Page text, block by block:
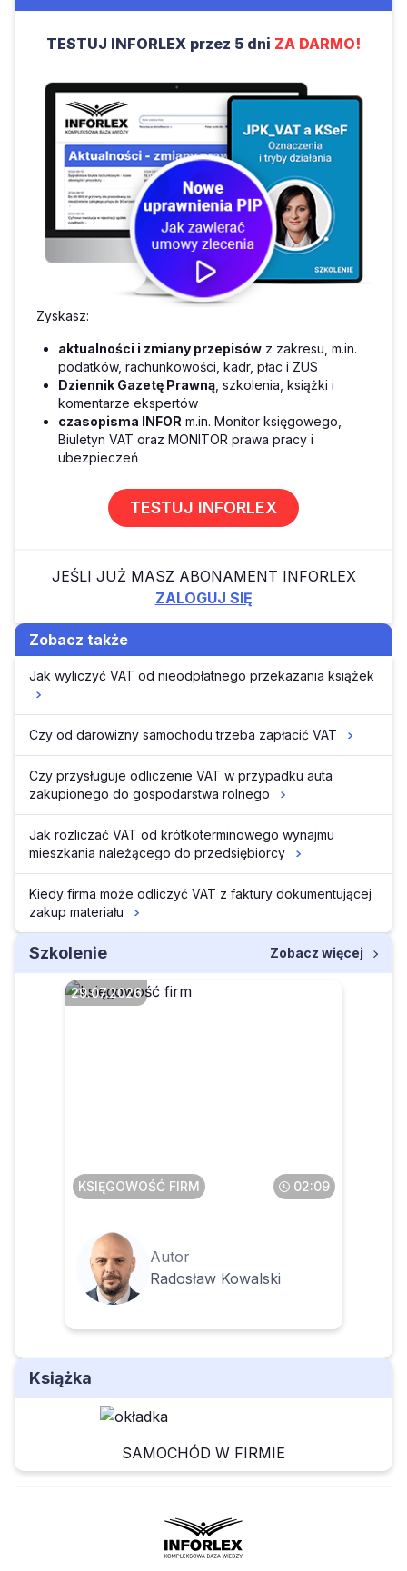
TESTUJ INFORLEX przez 5 dni ZA DARMO!
Zyskasz:
aktualności i zmiany przepisów z zakresu, m.in.
podatków, rachunkowości, kadr, płac i ZUS
Dziennik Gazetę Prawną , szkolenia, książki i
komentarze ekspertów
czasopisma INFOR m.in. Monitor księgowego,
Biuletyn VAT oraz MONITOR prawa pracy i
ubezpieczeń
TESTUJ INFORLEX
JEŚLI JUŻ MASZ ABONAMENT INFORLEX
ZALOGUJ SIĘ
Zobacz także
Jak wyliczyć VAT od nieodpłatnego przekazania książek
Czy od darowizny samochodu trzeba zapłacić VAT
Czy przysługuje odliczenie VAT w przypadku auta
zakupionego do gospodarstwa rolnego
Jak rozliczać VAT od krótkoterminowego wynajmu
mieszkania należącego do przedsiębiorcy
Kiedy firma może odliczyć VAT z faktury dokumentującej
zakup materiału
Szkolenie Zobacz więcej
29.07.2026
KSIĘGOWOŚĆ FIRM 02:09
Autor
Radosław Kowalski
Książka
SAMOCHÓD W FIRMIE